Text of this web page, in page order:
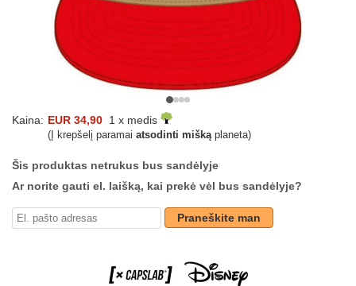
Kaina: EUR 34,90 1 x medis
(Į krepšelį paramai atsodinti miškąplaneta)
Šis produktas netrukus bus sandėlyje
Ar norite gauti el. laišką, kai prekė vėl bus sandėlyje?
Praneškite man